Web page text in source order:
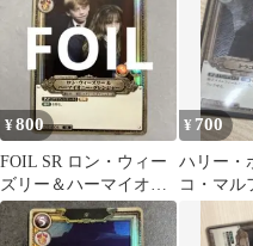
¥800
FOIL SR ロン・ウィー
ズリー＆ハーマイオニ
ー・グレンジャー
¥ 700
ハリー・
コ・マル